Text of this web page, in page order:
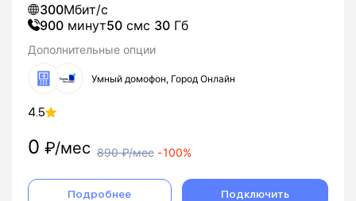
300Мбит/с
900 минут50 смс 30 Гб
Дополнительные опции
Умный домофон, Город Онлайн
4.5
0 ₽/мес 890₽/мес -100%
Подробнее Подключить